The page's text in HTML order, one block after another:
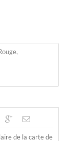
,
de la carte de